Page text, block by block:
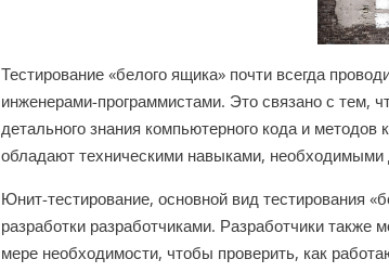
Тестирование «белого ящика» почти всегда
инженерами-программистами. Это связано с тем,
детального знания компьютерного кода и
обладают техническими навыками, необходимыми
Юнит-тестирование, основной вид тестирования
разработки разработчиками. Разработчики также
мере необходимости, чтобы проверить, как